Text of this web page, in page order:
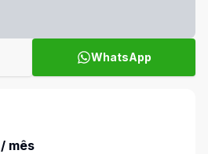
WhatsApp
/ mês